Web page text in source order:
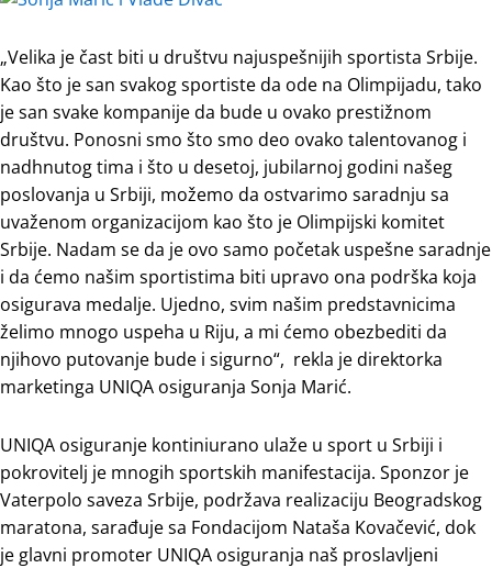
„Velika je čast biti u društvu najuspešnijih sportista Srbije.
Kao što je san svakog sportiste da ode na Olimpijadu, tako
je san svake kompanije da bude u ovako prestižnom
društvu. Ponosni smo što smo deo ovako talentovanog i
nadhnutog tima i što u desetoj, jubilarnoj godini našeg
poslovanja u Srbiji, možemo da ostvarimo saradnju sa
uvaženom organizacijom kao što je Olimpijski komitet
Srbije. Nadam se da je ovo samo početak uspešne saradnje
i da ćemo našim sportistima biti upravo ona podrška koja
osigurava medalje. Ujedno, svim našim predstavnicima
želimo mnogo uspeha u Riju, a mi ćemo obezbediti da
njihovo putovanje bude i sigurno“, rekla je direktorka
marketinga UNIQA osiguranja Sonja Marić.
UNIQA osiguranje kontiniurano ulaže u sport u Srbiji i
pokrovitelj je mnogih sportskih manifestacija. Sponzor je
Vaterpolo saveza Srbije, podržava realizaciju Beogradskog
maratona, sarađuje sa Fondacijom Nataša Kovačević, dok
je glavni promoter UNIQA osiguranja naš proslavljeni